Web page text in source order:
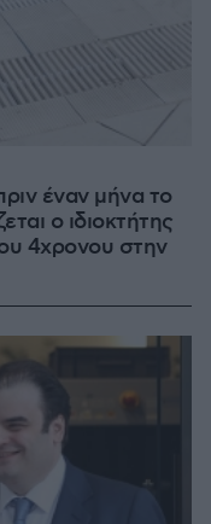
έναν μήνα το
ο ιδιοκτήτης
4χρονου στην